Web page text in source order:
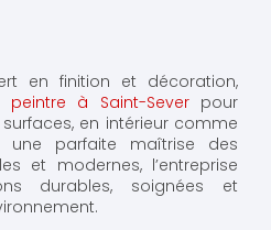
en finition et décoration,
peintre à Saint-Severpour
en intérieur comme
une parfaite maîtrise des
et modernes, l’entreprise
durables, soignées et